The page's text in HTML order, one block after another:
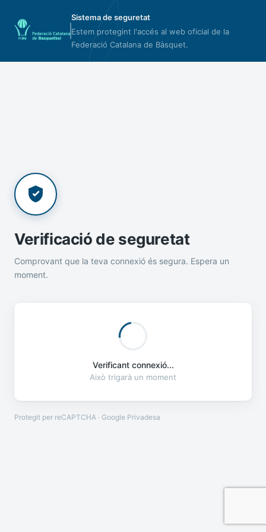
Sistema de seguretat
Estem protegint l'accés al web oficial de la
Federació Catalana de Bàsquet.
Verificació de seguretat
Comprovant que la teva connexió és segura. Espera un
moment.
Verificant connexió...
Això trigarà un moment
Protegit per reCAPTCHA · Google Privadesa